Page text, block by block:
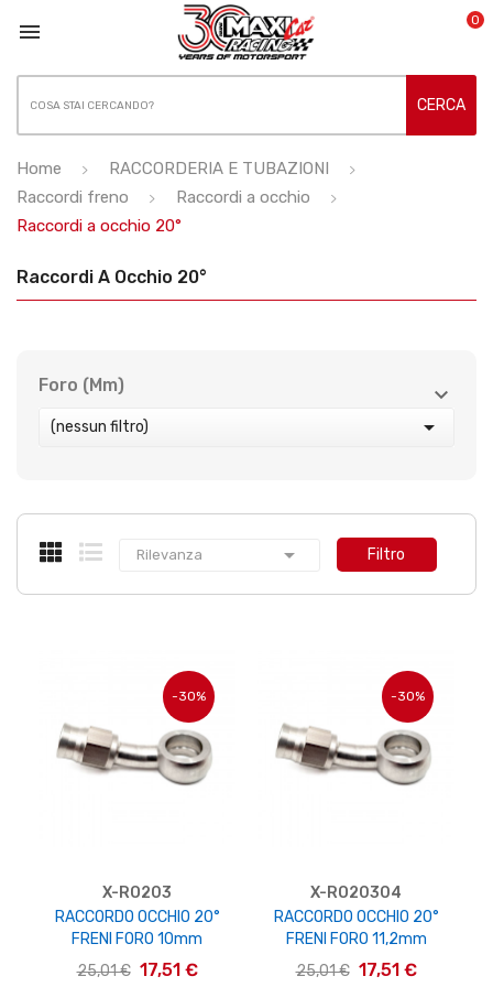
 0
CERCA
Home
RACCORDERIA E TUBAZIONI
Raccordi freno
Raccordi a occhio
Raccordi a occhio 20°
Raccordi A Occhio 20°
Foro (mm)


(nessun filtro) 
Rilevanza  Filtro
-30%
X-RO203
RACCORDO OCCHIO 20°
FRENI FORO 10mm
25,01 € 17,51 €
-30%
X-RO20304
RACCORDO OCCHIO 20°
FRENI FORO 11,2mm
25,01 € 17,51 €